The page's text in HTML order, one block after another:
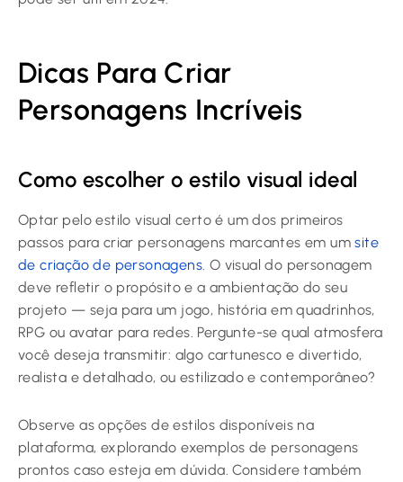
Dicas Para Criar
Personagens Incríveis
Como escolher o estilo visual ideal
Optar pelo estilo visual certo é um dos primeiros
passos para criar personagens marcantes em umsite
de criação de personagens. O visual do personagem
deve refletir o propósito e a ambientação do seu
projeto — seja para um jogo, história em quadrinhos,
RPG ou avatar para redes. Pergunte-se qual atmosfera
você deseja transmitir: algo cartunesco e divertido,
realista e detalhado, ou estilizado e contemporâneo?
Observe as opções de estilos disponíveis na
plataforma, explorando exemplos de personagens
prontos caso esteja em dúvida. Considere também